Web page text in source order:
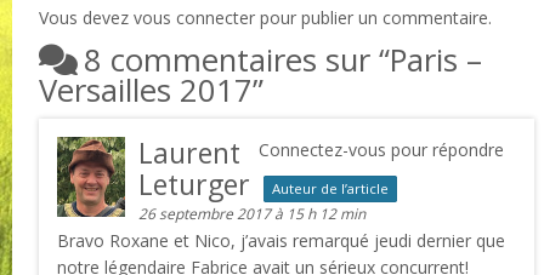
Vous devez vous connecter pour publier un commentaire.
8 commentaires sur “Paris –
Versailles 2017”
Connectez-vous pour répondre
Laurent
Leturger
Auteur de l’article
26 septembre 2017 à 15 h 12 min
Bravo Roxane et Nico, j’avais remarqué jeudi dernier que
notre légendaire Fabrice avait un sérieux concurrent!